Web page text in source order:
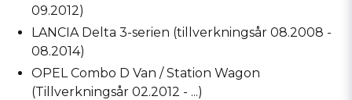
09.2012)
LANCIA Delta 3-serien (tillverkningsår 08.2008 -
08.2014)
OPEL Combo D Van / Station Wagon
(Tillverkningsår 02.2012 - ...)